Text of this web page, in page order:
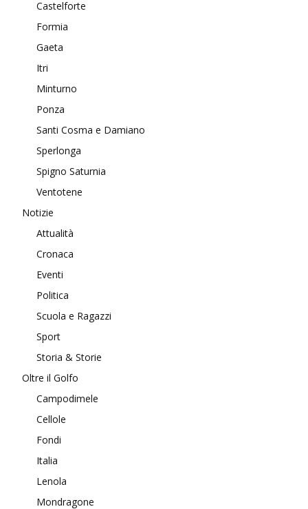
Castelforte
Formia
Gaeta
Itri
Minturno
Ponza
Santi Cosma e Damiano
Sperlonga
Spigno Saturnia
Ventotene
Notizie
Attualità
Cronaca
Eventi
Politica
Scuola e Ragazzi
Sport
Storia & Storie
Oltre il Golfo
Campodimele
Cellole
Fondi
Italia
Lenola
Mondragone